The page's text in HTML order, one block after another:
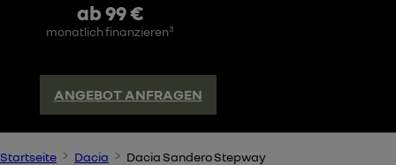
ab 99 €
monatlich finanzieren3
ANGEBOT ANFRAGEN
Startseite Dacia Dacia Sandero Stepway